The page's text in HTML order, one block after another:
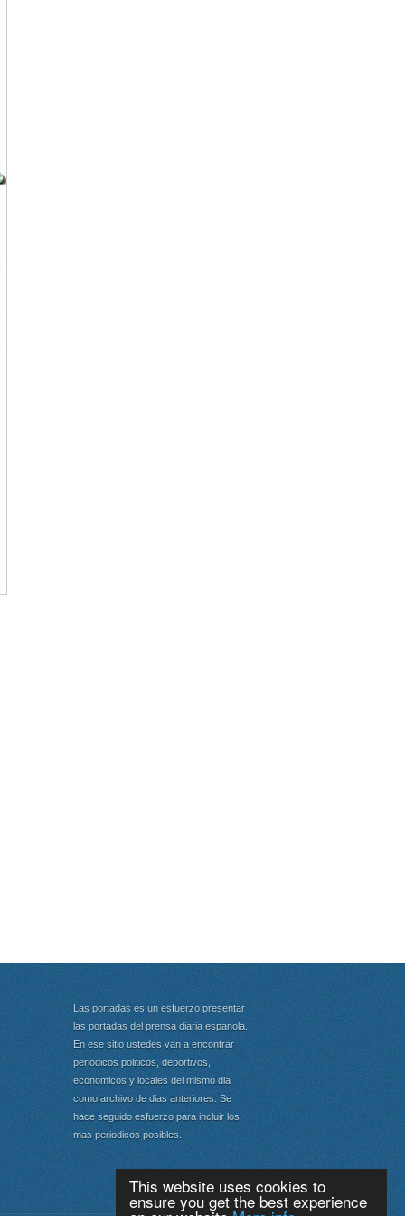
This website uses cookies to
ensure you get the best experience
Las portadas es un esfuerzo presentar
las portadas del prensa diaria espanola.
En ese sitio ustedes van a encontrar
periodicos politicos, deportivos,
economicos y locales del mismo dia
como archivo de dias anteriores. Se
hace seguido esfuerzo para incluir los
mas periodicos posibles.